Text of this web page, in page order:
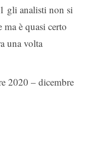
gli analisti non si
è quasi certo
una volta
2020 – dicembre